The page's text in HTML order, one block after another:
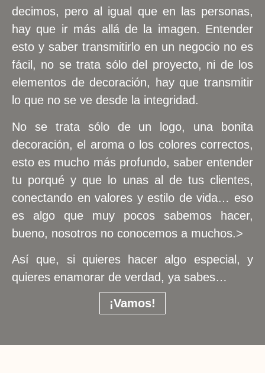
decimos, pero al igual que en las personas,
hay que ir más allá de la imagen. Entender
esto y saber transmitirlo en un negocio no es
fácil, no se trata sólo del proyecto, ni de los
elementos de decoración, hay que transmitir
lo que no se ve desde la integridad.
No se trata sólo de un logo, una bonita
decoración, el aroma o los colores correctos,
esto es mucho más profundo, saber entender
tu porqué y que lo unas al de tus clientes,
conectando en valores y estilo de vida… eso
es algo que muy pocos sabemos hacer,
bueno, nosotros no conocemos a muchos.>
Así que, si quieres hacer algo especial, y
quieres enamorar de verdad, ya sabes…
¡Vamos!